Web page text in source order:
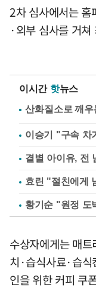
2차 심사에서는 홈
·외부 심사를 거
이시간 핫뉴스
이승기 "구속 차
결별 아이유, 전
효린 "절친에게
황기순 "원정 도
수상자에게는 매
치·습식사료·습
인을 위한 커피 쿠